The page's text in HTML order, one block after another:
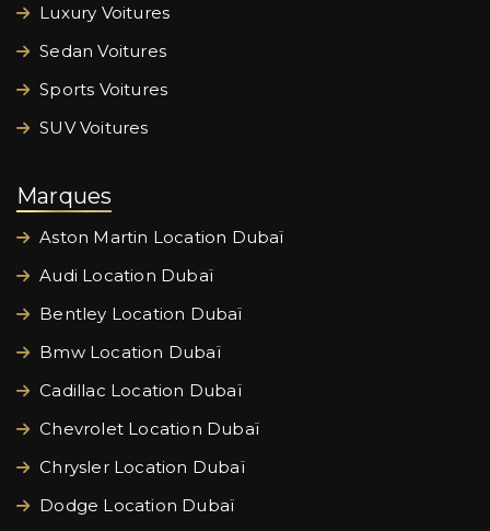
Luxury Voitures
Sedan Voitures
Sports Voitures
SUV Voitures
Marques
Aston Martin Location Dubaï
Audi Location Dubaï
Bentley Location Dubaï
Bmw Location Dubaï
Cadillac Location Dubaï
Chevrolet Location Dubaï
Chrysler Location Dubaï
Dodge Location Dubaï